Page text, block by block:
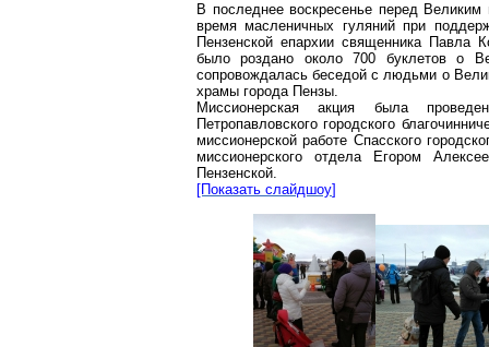
В последнее воскресенье перед
время масленичных гуляний при
Пензенской епархии священника Павла
было роздано около 700 буклетов о
сопровождалась беседой с людьми о
храмы города Пензы.
Миссионерская акция была
Петропавловского городского
миссионерской работе Спасского
миссионерского отдела Егором
Пензенской.
[Показать слайдшоу]